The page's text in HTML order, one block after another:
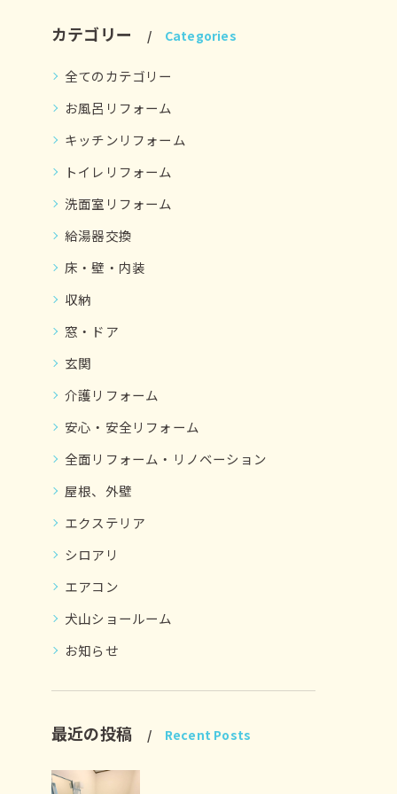
カテゴリー Categories
全てのカテゴリー
お風呂リフォーム
キッチンリフォーム
トイレリフォーム
洗面室リフォーム
給湯器交換
床・壁・内装
収納
窓・ドア
玄関
介護リフォーム
安心・安全リフォーム
全面リフォーム・リノベーション
屋根、外壁
エクステリア
シロアリ
エアコン
犬山ショールーム
お知らせ
最近の投稿 Recent Posts